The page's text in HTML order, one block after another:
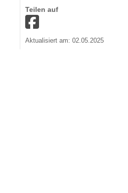
Teilen auf
Aktualisiert am: 02.05.2025